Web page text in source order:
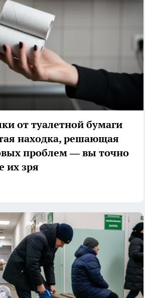
от туалетной бумаги
находка, решающая
проблем — вы точно
их зря